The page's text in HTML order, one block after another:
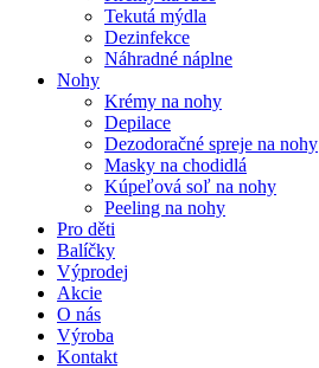
Tekutá mýdla
Dezinfekce
Náhradné náplne
Nohy
Krémy na nohy
Depilace
Dezodoračné spreje na nohy
Masky na chodidlá
Kúpeľová soľ na nohy
Peeling na nohy
Pro děti
Balíčky
Výprodej
Akcie
O nás
Výroba
Kontakt